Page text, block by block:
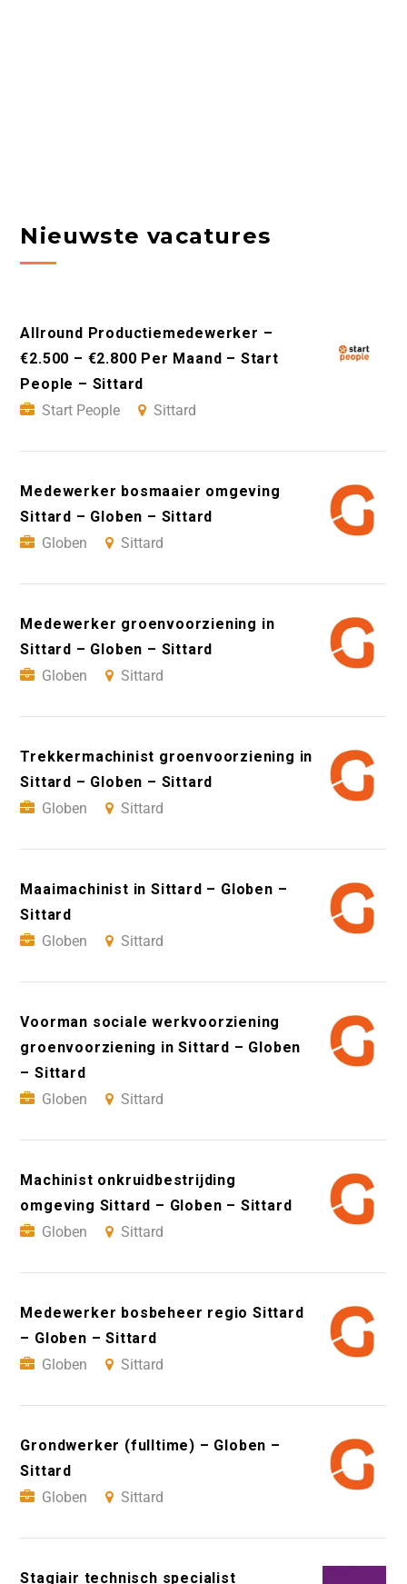
Nieuwste vacatures
Allround Productiemedewerker –
€2.500 – €2.800 Per Maand – Start
People – Sittard
Start People
Sittard
Medewerker bosmaaier omgeving
Sittard – Globen – Sittard
Globen
Sittard
Medewerker groenvoorziening in
Sittard – Globen – Sittard
Globen
Sittard
Trekkermachinist groenvoorziening in
Sittard – Globen – Sittard
Globen
Sittard
Maaimachinist in Sittard – Globen –
Sittard
Globen
Sittard
Voorman sociale werkvoorziening
groenvoorziening in Sittard – Globen
– Sittard
Globen
Sittard
Machinist onkruidbestrijding
omgeving Sittard – Globen – Sittard
Globen
Sittard
Medewerker bosbeheer regio Sittard
– Globen – Sittard
Globen
Sittard
Grondwerker (fulltime) – Globen –
Sittard
Globen
Sittard
Stagiair technisch specialist